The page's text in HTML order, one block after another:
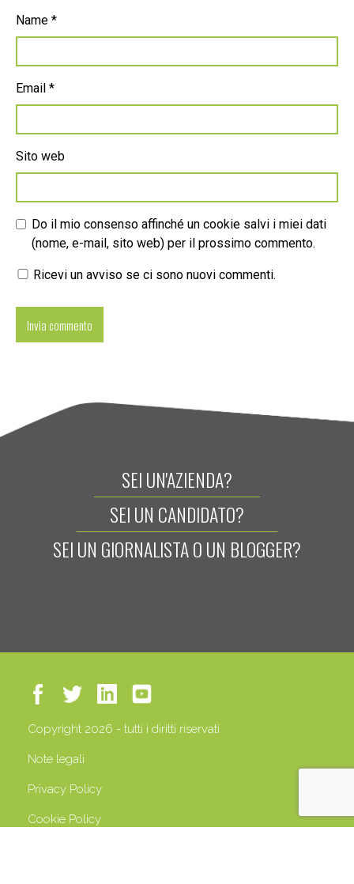
Name *
Email *
Sito web
Do il mio consenso affinché un cookie salvi i miei dati
(nome, e-mail, sito web) per il prossimo commento.
Ricevi un avviso se ci sono nuovi commenti.
SEI UN'AZIENDA?
SEI UN CANDIDATO?
SEI UN GIORNALISTA O UN BLOGGER?
Copyright 2026 - tutti i diritti riservati
Note legali
Privacy Policy
Cookie Policy